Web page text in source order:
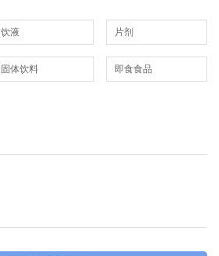
饮液 片剂
固体饮料 即食食品